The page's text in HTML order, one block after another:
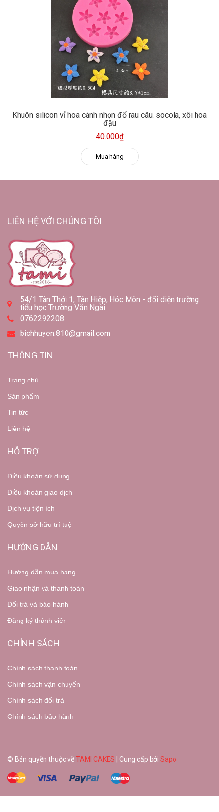
Khuôn silicon vỉ hoa cánh nhọn đổ rau câu, socola, xôi hoa
đậu
40.000₫
Mua hàng
LIÊN HỆ VỚI CHÚNG TÔI
54/1 Tân Thới 1, Tân Hiệp, Hóc Môn - đối diện trường
tiểu học Trường Văn Ngài
0762292208
bichhuyen.810@gmail.com
THÔNG TIN
Trang chủ
Sản phẩm
Tin tức
Liên hệ
HỖ TRỢ
Điều khoản sử dụng
Điều khoản giao dịch
Dịch vụ tiện ích
Quyền sở hữu trí tuệ
HƯỚNG DẪN
Hướng dẫn mua hàng
Giao nhận và thanh toán
Đổi trả và bảo hành
Đăng ký thành viên
CHÍNH SÁCH
Chính sách thanh toán
Chính sách vận chuyển
Chính sách đổi trả
Chính sách bảo hành
© Bản quyền thuộc vềTAMI CAKES | Cung cấp bởi Sapo